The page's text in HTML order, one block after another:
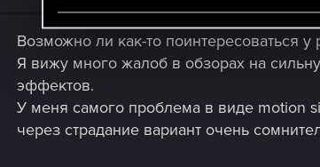
e
l
c
t
i
o
Возможно ли как-то поинтересоваться
Я вижу много жалоб в обзорах на
эффектов.
У меня самого проблема в виде motion
через страдание вариант очень